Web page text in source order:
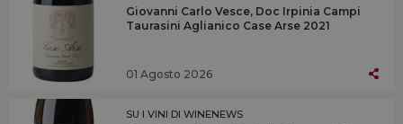
Giovanni Carlo Vesce, Doc Irpinia Campi
Taurasini Aglianico Case Arse 2021
01 Agosto 2026
SU I VINI DI WINENEWS